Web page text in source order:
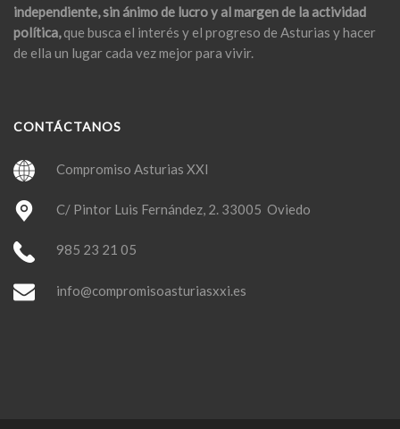
independiente, sin ánimo de lucro y al margen de la actividad
política,que busca el interés y el progreso de Asturias y hacer
de ella un lugar cada vez mejor para vivir.
CONTÁCTANOS
Compromiso Asturias XXI
C/ Pintor Luis Fernández, 2. 33005 Oviedo
985 23 21 05
info@compromisoasturiasxxi.es